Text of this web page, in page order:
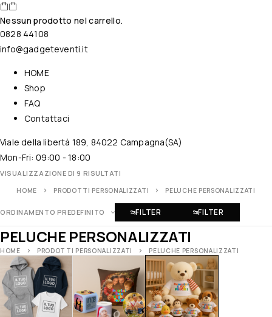
Nessun prodotto nel carrello.
0828 44108
info@gadgeteventi.it
HOME
Shop
FAQ
Contattaci
Viale della libertà 189, 84022 Campagna(SA)
Mon-Fri: 09:00 - 18:00
VISUALIZZAZIONE DI 9 RISULTATI
HOME PRODOTTI PERSONALIZZATI PELUCHE PERSONALIZZATI
ORDINAMENTO PREDEFINITO FILTER FILTER
PELUCHE PERSONALIZZATI
HOME PRODOTTI PERSONALIZZATI PELUCHE PERSONALIZZATI